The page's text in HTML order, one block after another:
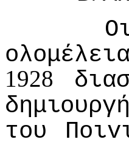
oλoμέλεια
1928
τoυ